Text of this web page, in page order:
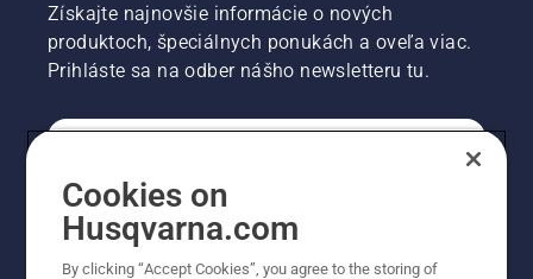
Získajte najnovšie informácie o nových
produktoch, špeciálnych ponukách a oveľa viac.
Prihláste sa na odber nášho newsletteru tu.
PROFESIONÁLNE
Cookies on
Husqvarna.com
By clicking “Accept Cookies”, you agree to the storing of